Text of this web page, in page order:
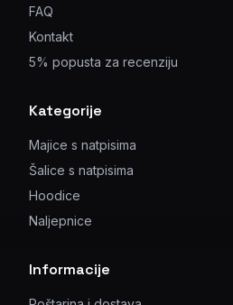
FAQ
Kontakt
5% popusta za recenziju
Kategorije
Majice s natpisima
Šalice s natpisima
Hoodice
Naljepnice
Informacije